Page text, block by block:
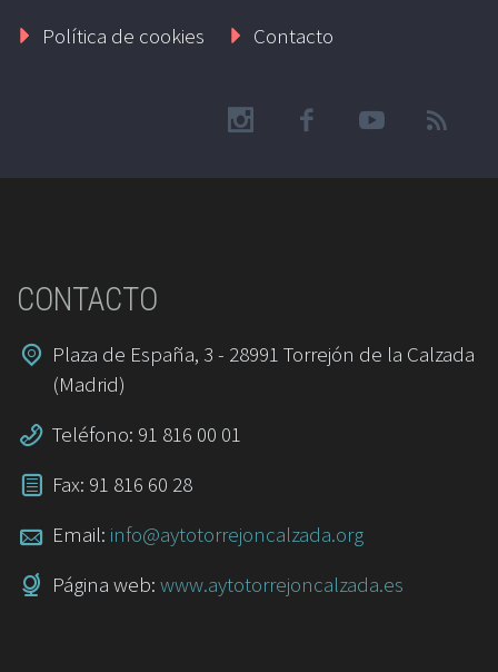
Política de cookies
Contacto
CONTACTO
Plaza de España, 3 - 28991 Torrejón de la Calzada
(Madrid)
Teléfono: 91 816 00 01
Fax: 91 816 60 28
Email: info@aytotorrejoncalzada.org
Página web: www.aytotorrejoncalzada.es